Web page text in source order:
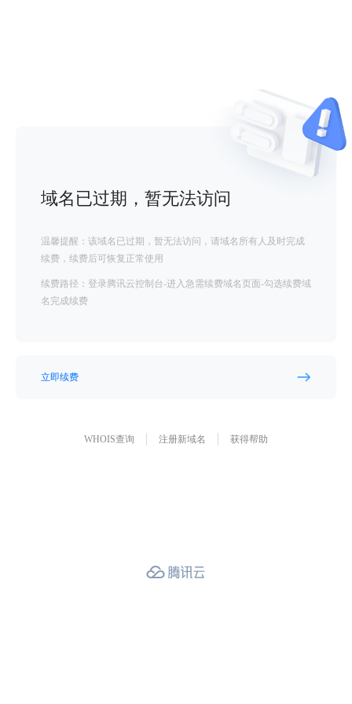
域名已过期，暂无法访问
温馨提醒：该域名已过期，暂无法访问，请域名所有人及时完成
续费，续费后可恢复正常使用
续费路径：登录腾讯云控制台-进入急需续费域名页面-勾选续费域
名完成续费
立即续费
WHOIS查询 注册新域名 获得帮助